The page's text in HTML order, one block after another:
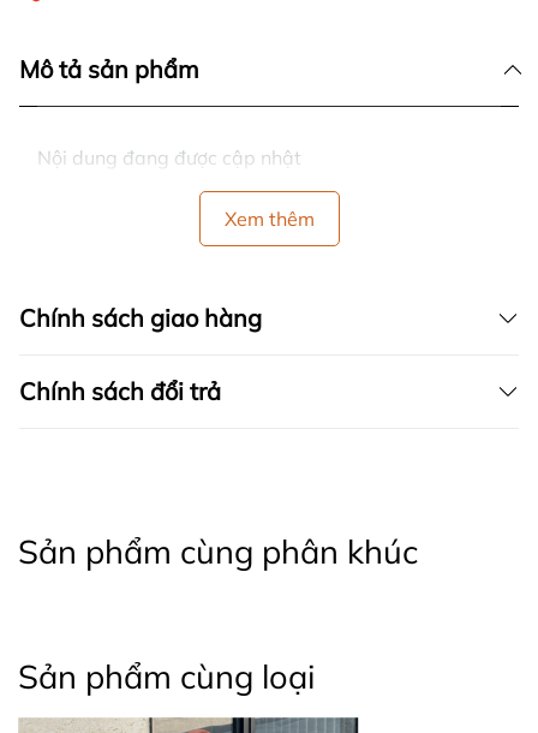
Mô tả sản phẩm
Nội dung đang được cập nhật
Xem thêm
Chính sách giao hàng
Chính sách đổi trả
Sản phẩm cùng phân khúc
Sản phẩm cùng loại